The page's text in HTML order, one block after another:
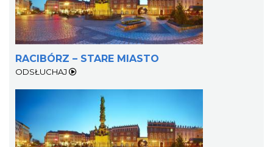
RACIBÓRZ – STARE MIASTO
ODSŁUCHAJ